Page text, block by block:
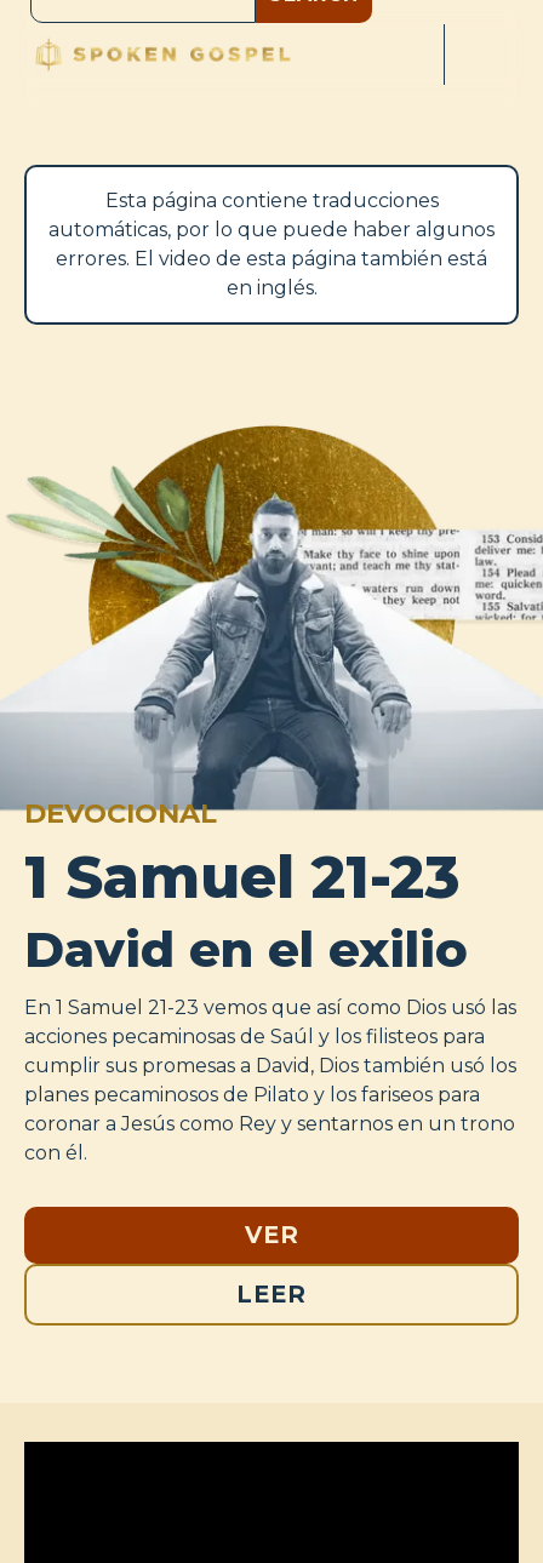
Esta página contiene traducciones
automáticas, por lo que puede haber algunos
errores. El video de esta página también está
en inglés.
DEVOCIONAL
1 Samuel 21-23
David en el exilio
En 1 Samuel 21-23 vemos que así como Dios usó las
acciones pecaminosas de Saúl y los filisteos para
cumplir sus promesas a David, Dios también usó los
planes pecaminosos de Pilato y los fariseos para
coronar a Jesús como Rey y sentarnos en un trono
con él.
VER
LEER